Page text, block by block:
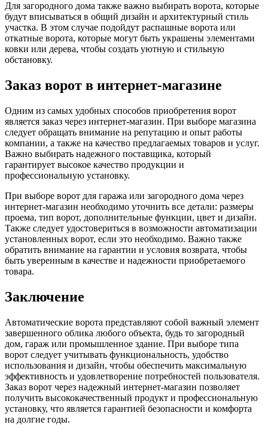
Для загородного дома также важно выбирать ворота, которые
будут вписываться в общий дизайн и архитектурный стиль
участка. В этом случае подойдут распашные ворота или
откатные ворота, которые могут быть украшены элементами
ковки или дерева, чтобы создать уютную и стильную
обстановку.
Заказ ворот в интернет-магазине
Одним из самых удобных способов приобретения ворот
является заказ через интернет-магазин. При выборе магазина
следует обращать внимание на репутацию и опыт работы
компании, а также на качество предлагаемых товаров и услуг.
Важно выбирать надежного поставщика, который
гарантирует высокое качество продукции и
профессиональную установку.
При выборе ворот для гаража или загородного дома через
интернет-магазин необходимо уточнить все детали: размеры
проема, тип ворот, дополнительные функции, цвет и дизайн.
Также следует удостовериться в возможности автоматизации
установленных ворот, если это необходимо. Важно также
обратить внимание на гарантии и условия возврата, чтобы
быть уверенным в качестве и надежности приобретаемого
товара.
Заключение
Автоматические ворота представляют собой важный элемент
завершенного облика любого объекта, будь то загородный
дом, гараж или промышленное здание. При выборе типа
ворот следует учитывать функциональность, удобство
использования и дизайн, чтобы обеспечить максимальную
эффективность и удовлетворение потребностей пользователя.
Заказ ворот через надежный интернет-магазин позволяет
получить высококачественный продукт и профессиональную
установку, что является гарантией безопасности и комфорта
на долгие годы.